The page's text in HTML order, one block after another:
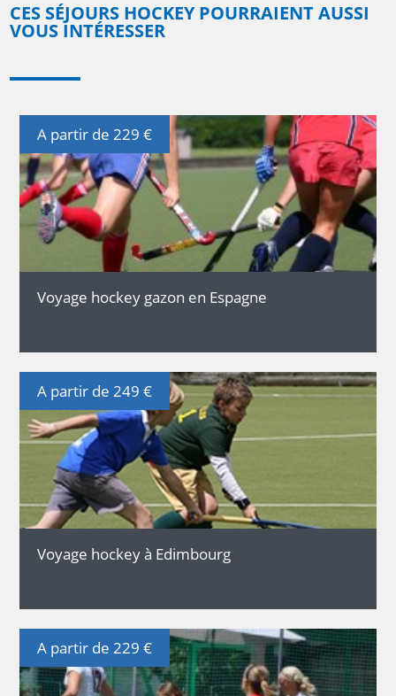
CES SÉJOURS HOCKEY POURRAIENT AUSSI
VOUS INTÉRESSER
A partir de 229 €
DÉTAILS
Voyage hockey gazon en Espagne
A partir de 249 €
DÉTAILS
Voyage hockey à Edimbourg
A partir de 229 €